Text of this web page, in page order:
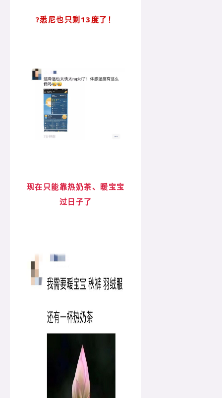
?悉尼也只剩13度了！
现在只能靠热奶茶、暖宝宝
过日子了